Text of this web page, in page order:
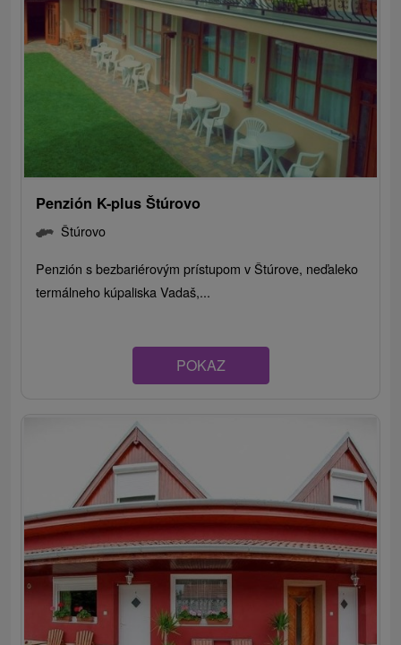
Penzión K-plus Štúrovo
Štúrovo
Penzión s bezbariérovým prístupom v Štúrove, neďaleko
termálneho kúpaliska Vadaš,...
POKAZ